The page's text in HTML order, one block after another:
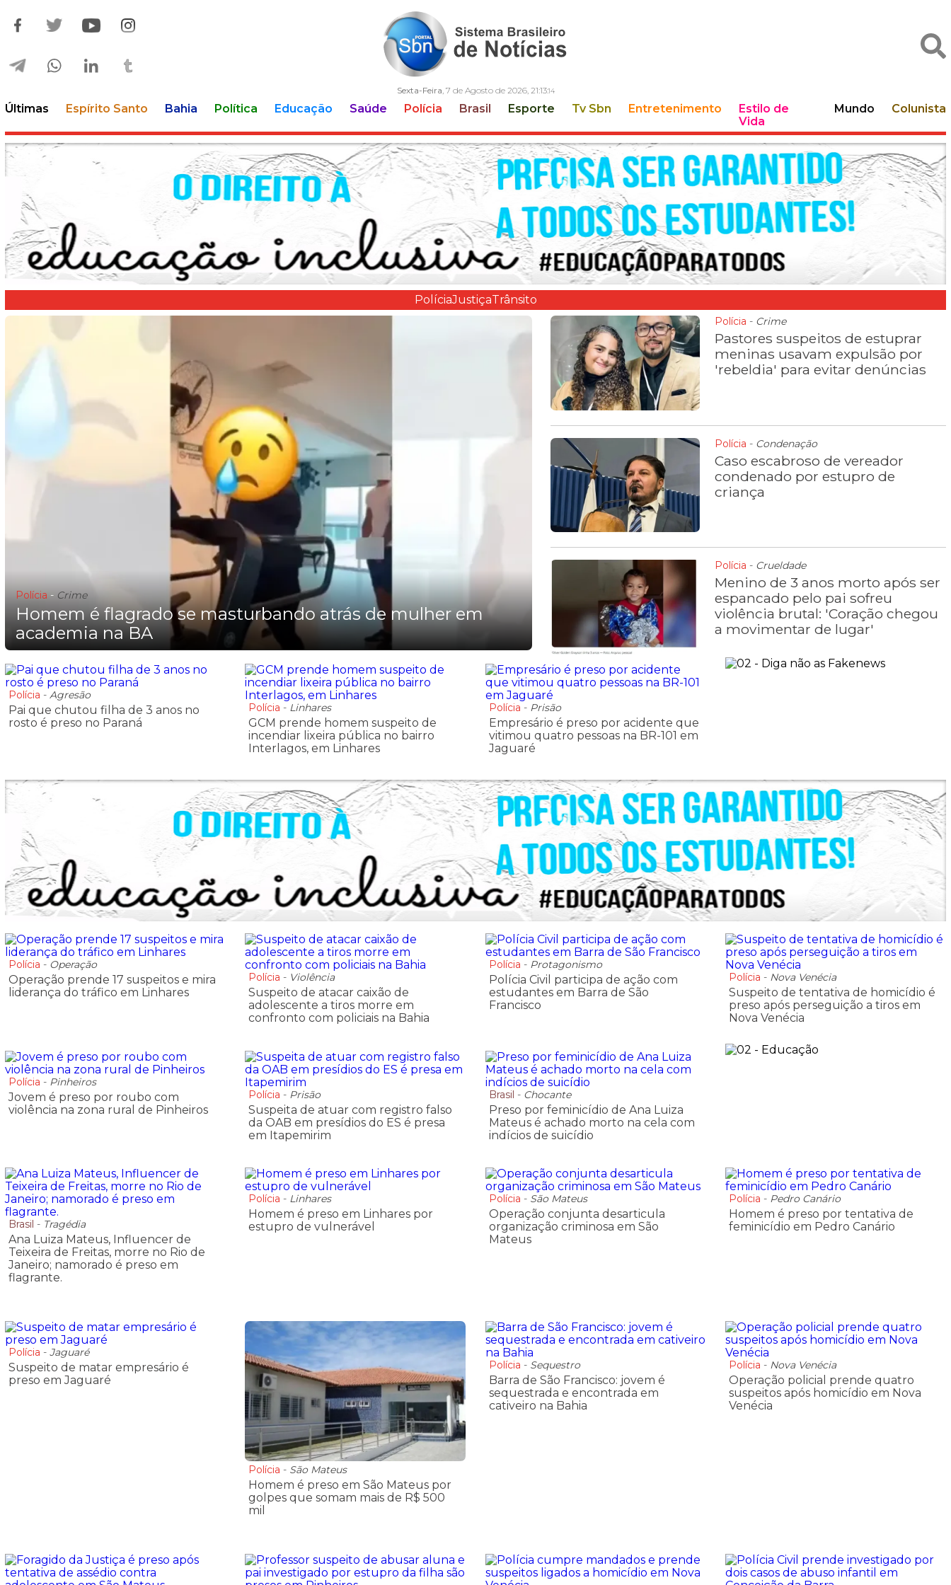
Sexta-Feira, 7 de Agosto de 2026, 21:13:15
Últimas Espírito Santo Bahia Política Educação Saúde Polícia Brasil Esporte Tv Sbn Entretenimento
Estilo de
Vida
Mundo Colunista
PolíciaJustiçaTrânsito
Polícia - Crime
Homem é flagrado se masturbando atrás de mulher em
academia na BA
Polícia - Crime
Pastores suspeitos de estuprar
meninas usavam expulsão por
'rebeldia' para evitar denúncias
Polícia - Condenação
Caso escabroso de vereador
condenado por estupro de
criança
Polícia - Crueldade
Menino de 3 anos morto após ser
espancado pelo pai sofreu
violência brutal: 'Coração chegou
a movimentar de lugar'
Polícia - Agresão
Pai que chutou filha de 3 anos no
rosto é preso no Paraná
Polícia - Linhares
GCM prende homem suspeito de
incendiar lixeira pública no bairro
Interlagos, em Linhares
Polícia - Prisão
Empresário é preso por acidente que
vitimou quatro pessoas na BR-101 em
Jaguaré
Polícia - Operação
Operação prende 17 suspeitos e mira
liderança do tráfico em Linhares
Polícia - Violência
Suspeito de atacar caixão de
adolescente a tiros morre em
confronto com policiais na Bahia
Polícia - Protagonismo
Polícia Civil participa de ação com
estudantes em Barra de São
Francisco
Polícia - Nova Venécia
Suspeito de tentativa de homicídio é
preso após perseguição a tiros em
Nova Venécia
Polícia - Pinheiros
Jovem é preso por roubo com
violência na zona rural de Pinheiros
Polícia - Prisão
Suspeita de atuar com registro falso
da OAB em presídios do ES é presa
em Itapemirim
Brasil - Chocante
Preso por feminicídio de Ana Luiza
Mateus é achado morto na cela com
indícios de suicídio
Brasil - Tragédia
Ana Luiza Mateus, Influencer de
Teixeira de Freitas, morre no Rio de
Janeiro; namorado é preso em
flagrante.
Polícia - Linhares
Homem é preso em Linhares por
estupro de vulnerável
Polícia - São Mateus
Operação conjunta desarticula
organização criminosa em São
Mateus
Polícia - Pedro Canário
Homem é preso por tentativa de
feminicídio em Pedro Canário
Polícia - Jaguaré
Suspeito de matar empresário é
preso em Jaguaré
Polícia - São Mateus
Homem é preso em São Mateus por
golpes que somam mais de R$ 500
mil
Polícia - Sequestro
Barra de São Francisco: jovem é
sequestrada e encontrada em
cativeiro na Bahia
Polícia - Nova Venécia
Operação policial prende quatro
suspeitos após homicídio em Nova
Venécia